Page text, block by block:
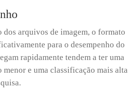
arquivos de imagem, o formato
para o desempenho do
rapidamente tendem a ter uma
menor e uma classificação mais alta